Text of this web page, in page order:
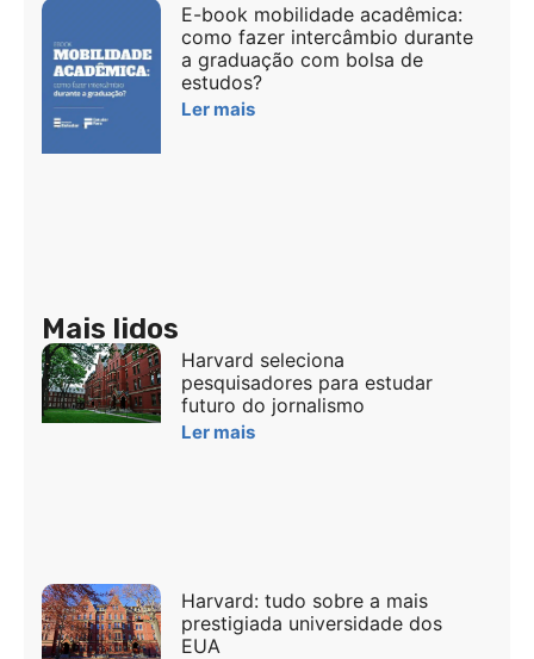
E-book mobilidade acadêmica:
como fazer intercâmbio durante
a graduação com bolsa de
estudos?
Ler mais
Mais lidos
Harvard seleciona
pesquisadores para estudar
futuro do jornalismo
Ler mais
Harvard: tudo sobre a mais
prestigiada universidade dos
EUA